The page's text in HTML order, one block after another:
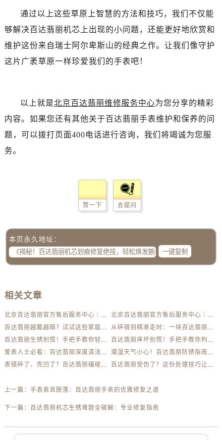
通过以上这些草原上智慧的方法和技巧，我们不仅能
够解决百达翡丽机芯上出现的小问题，还能更好地欣赏和
维护这份来自瑞士阿尔卑斯山的经典之作。让我们像守护
这片广袤草原一样珍爱我们的手表吧！
以上就是北京百达翡丽维修服务中心为您分享的精彩
内容。如果您还有其他关于百达翡丽手表维护和保养的问
题，可以拨打页面400电话进行咨询，我们将竭诚为您服
务。
赞一下 去提问
本页永久地址：
一键复制
相关文章
北京百达翡丽官方售后服务中心｜最新电话及地址权威信息公示（2026年6月最新）
北京百达翡丽官方售后服务中心｜服务热线及办公地址权威信息公示（2026年6月最新）
百达翡丽越戴越暗？试试这些家庭清洁妙招
从碎镜到精准走时：一块百达翡丽的重生之路
百达翡丽生锈别慌！手把手教你轻松应对
百达翡丽摔坏别慌！手把手教你判断损伤程度
爱表人士必看：百达翡丽深度清洁与日常养护全解析
潮湿天气小心！百达翡丽防锈指南助你安心佩戴
表镜碎了、壳凹了？百达翡丽磕碰急救指南来了
百达翡丽受伤了？这份处理技巧让你省下大几千
上一篇： 手表表耳脱落：百达翡丽手表的优雅修复之道
下一篇： 百达翡丽机芯生锈难题全破解：专业修复指南